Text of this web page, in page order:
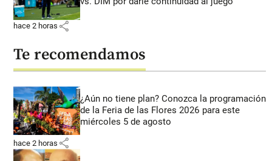
hace 2 horas share
Te recomendamos
¿Aún no tiene plan? Conozca la programación
de la Feria de las Flores 2026 para este
miércoles 5 de agosto
hace 2 horas share